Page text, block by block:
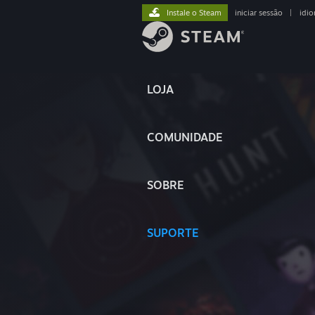
LOJA
COMUNIDADE
SOBRE
SUPORTE
Instale o Steam iniciar sessão